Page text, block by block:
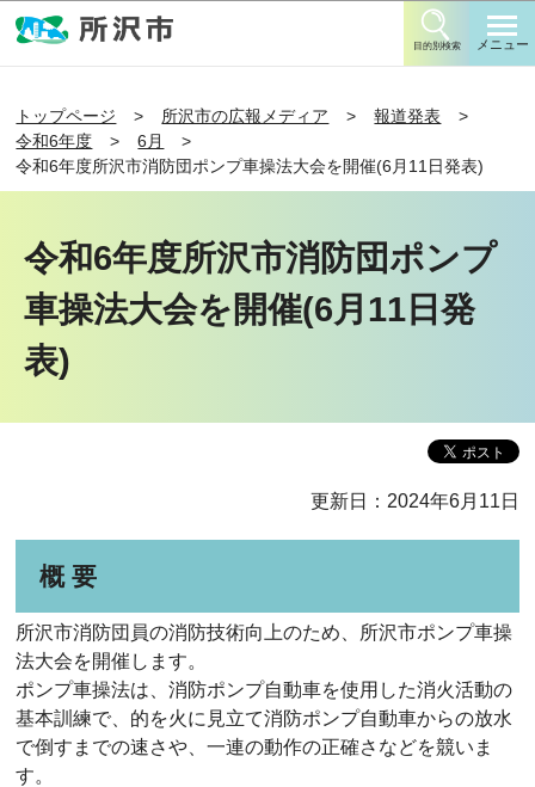
目的別検索 メニュー
トップページ 所沢市の広報メディア
報道発表
令和6年度
6月
令和6年度所沢市消防団ポンプ車操法大会を開催(6月11日発表)
令和6年度所沢市消防団ポンプ
車操法大会を開催(6月11日発
表)
更新日：2024年6月11日
概 要
所沢市消防団員の消防技術向上のため、所沢市ポンプ車操
法大会を開催します。
ポンプ車操法は、消防ポンプ自動車を使用した消火活動の
基本訓練で、的を火に見立て消防ポンプ自動車からの放水
で倒すまでの速さや、一連の動作の正確さなどを競いま
す。